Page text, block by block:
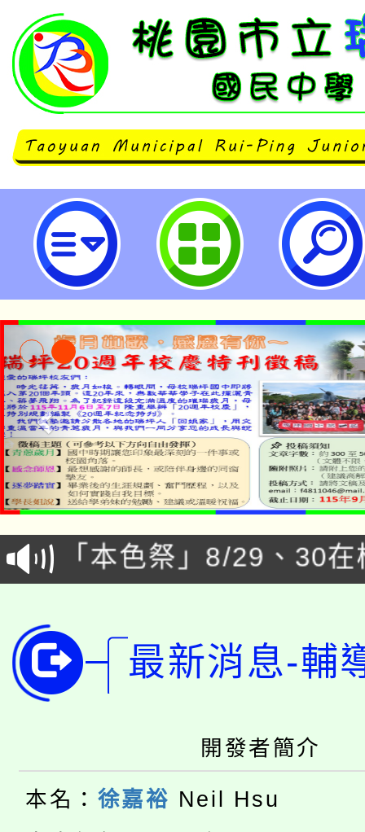
neilrpjhstyc網站設計者：徐嘉
公告本校115學年度第
代理(課)教師甄選結果
「本色祭」8/29、30
場熱烈登場!
8/21下午1時於龍潭區
徵才活動。
YOUNG桃局內行報名
局官網。
8月14至27日，桃園電
田徑場及游泳池舉行。
桃園市低收入戶享有免
視費優惠，中低收入戶
大園自造教育及科技中
最新消息-輔
開發者簡介
本名： 徐嘉裕 Neil Hsu